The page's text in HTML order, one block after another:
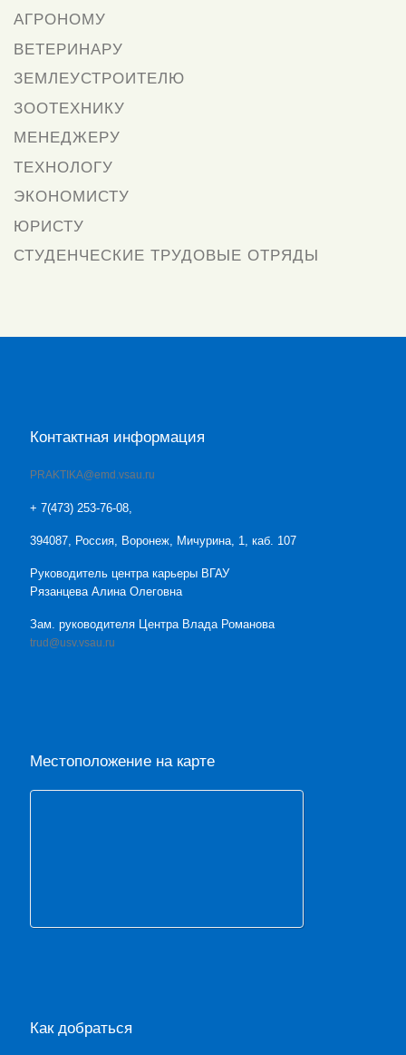
АГРОНОМУ
ВЕТЕРИНАРУ
ЗЕМЛЕУСТРОИТЕЛЮ
ЗООТЕХНИКУ
МЕНЕДЖЕРУ
ТЕХНОЛОГУ
ЭКОНОМИСТУ
ЮРИСТУ
СТУДЕНЧЕСКИЕ ТРУДОВЫЕ ОТРЯДЫ
Контактная информация
PRAKTIKA@emd.vsau.ru
+ 7(473) 253-76-08,
394087, Россия, Воронеж, Мичурина, 1, каб. 107
Руководитель центра карьеры ВГАУ
Рязанцева Алина Олеговна
Зам. руководителя Центра Влада Романова
trud@usv.vsau.ru
Местоположение на карте
Как добраться